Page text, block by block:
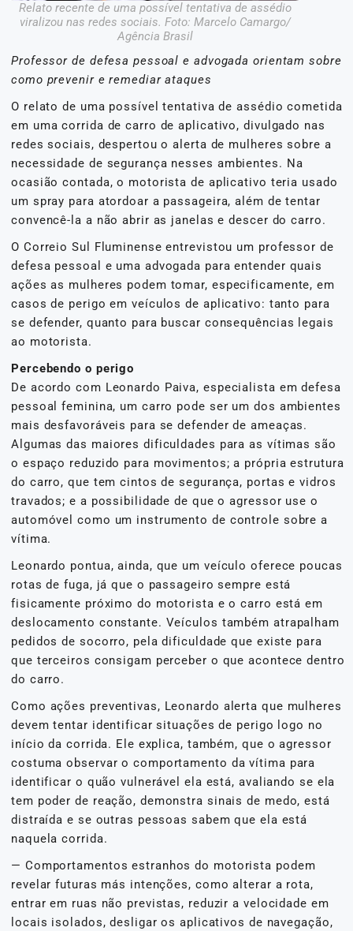
Relato recente de uma possível tentativa de assédio
viralizou nas redes sociais. Foto: Marcelo Camargo/
Agência Brasil
Professor de defesa pessoal e advogada orientam sobre
como prevenir e remediar ataques
O relato de uma possível tentativa de assédio cometida
em uma corrida de carro de aplicativo, divulgado nas
redes sociais, despertou o alerta de mulheres sobre a
necessidade de segurança nesses ambientes. Na
ocasião contada, o motorista de aplicativo teria usado
um spray para atordoar a passageira, além de tentar
convencê-la a não abrir as janelas e descer do carro.
O Correio Sul Fluminense entrevistou um professor de
defesa pessoal e uma advogada para entender quais
ações as mulheres podem tomar, especificamente, em
casos de perigo em veículos de aplicativo: tanto para
se defender, quanto para buscar consequências legais
ao motorista.
Percebendo o perigo
De acordo com Leonardo Paiva, especialista em defesa
pessoal feminina, um carro pode ser um dos ambientes
mais desfavoráveis para se defender de ameaças.
Algumas das maiores dificuldades para as vítimas são
o espaço reduzido para movimentos; a própria estrutura
do carro, que tem cintos de segurança, portas e vidros
travados; e a possibilidade de que o agressor use o
automóvel como um instrumento de controle sobre a
vítima.
Leonardo pontua, ainda, que um veículo oferece poucas
rotas de fuga, já que o passageiro sempre está
fisicamente próximo do motorista e o carro está em
deslocamento constante. Veículos também atrapalham
pedidos de socorro, pela dificuldade que existe para
que terceiros consigam perceber o que acontece dentro
do carro.
Como ações preventivas, Leonardo alerta que mulheres
devem tentar identificar situações de perigo logo no
início da corrida. Ele explica, também, que o agressor
costuma observar o comportamento da vítima para
identificar o quão vulnerável ela está, avaliando se ela
tem poder de reação, demonstra sinais de medo, está
distraída e se outras pessoas sabem que ela está
naquela corrida.
— Comportamentos estranhos do motorista podem
revelar futuras más intenções, como alterar a rota,
entrar em ruas não previstas, reduzir a velocidade em
locais isolados, desligar os aplicativos de navegação,